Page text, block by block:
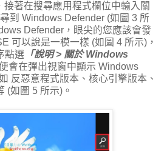
接著在搜尋應用程式欄位中輸入關
到 Windows Defender (如圖 3 所
Defender，眼尖的您應該會發
可以說是一模一樣 (如圖 4 所示)，
點選 「說明 > 關於 Windows
會在彈出視窗中顯示 Windows
反惡意程式版本、核心引擎版本、
(如圖 5 所示)。